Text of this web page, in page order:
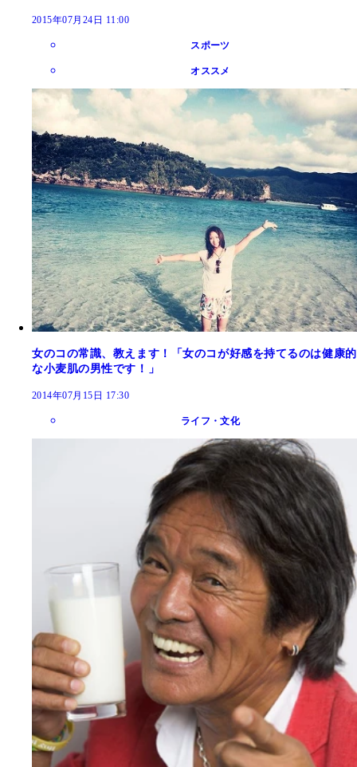
2015年07月24日 11:00
スポーツ
オススメ
女のコの常識、教えます！「女のコが好感を持てるのは健康的
な小麦肌の男性です！」
2014年07月15日 17:30
ライフ・文化